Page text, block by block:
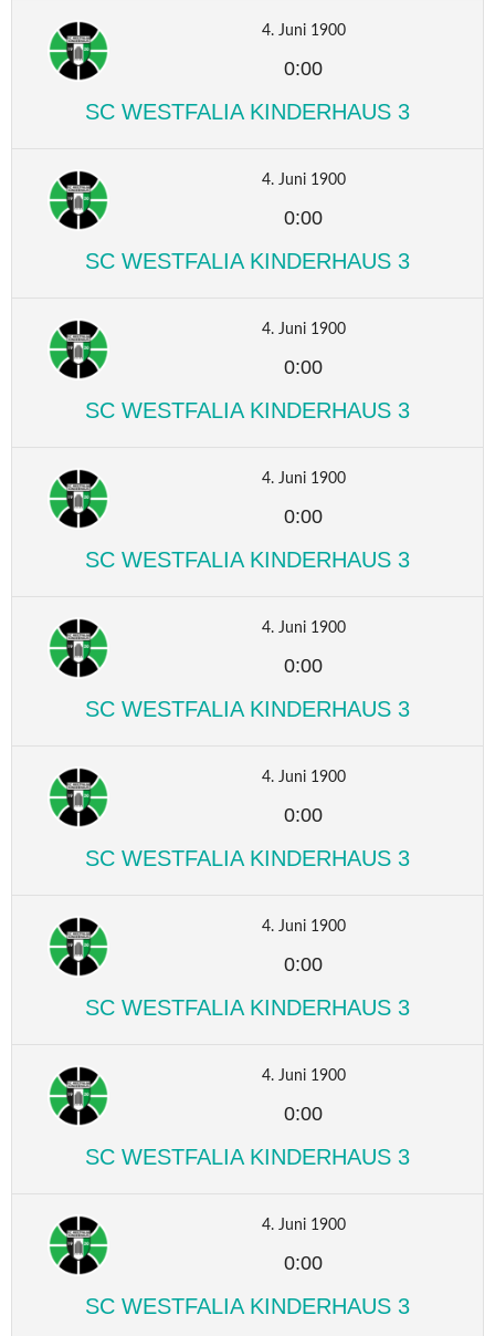
4. Juni 1900
0:00
SC WESTFALIA KINDERHAUS 3
4. Juni 1900
0:00
SC WESTFALIA KINDERHAUS 3
4. Juni 1900
0:00
SC WESTFALIA KINDERHAUS 3
4. Juni 1900
0:00
SC WESTFALIA KINDERHAUS 3
4. Juni 1900
0:00
SC WESTFALIA KINDERHAUS 3
4. Juni 1900
0:00
SC WESTFALIA KINDERHAUS 3
4. Juni 1900
0:00
SC WESTFALIA KINDERHAUS 3
4. Juni 1900
0:00
SC WESTFALIA KINDERHAUS 3
4. Juni 1900
0:00
SC WESTFALIA KINDERHAUS 3